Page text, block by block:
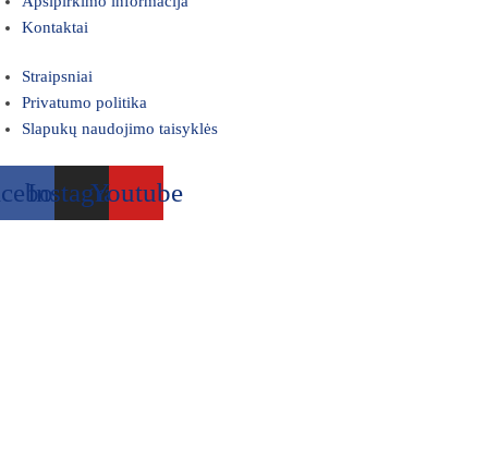
Kontaktai
Straipsniai
Privatumo politika
Slapukų naudojimo taisyklės
InstagramYoutube